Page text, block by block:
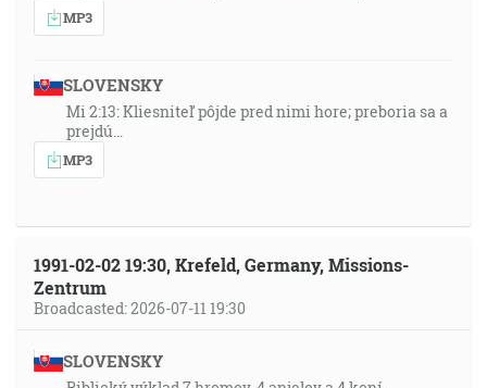
MP3
SLOVENSKY
Mi 2:13: Kliesniteľ pôjde pred nimi hore; preboria sa a
prejdú…
MP3
1991-02-02 19:30, Krefeld, Germany, Missions-
Zentrum
Broadcasted: 2026-07-11 19:30
SLOVENSKY